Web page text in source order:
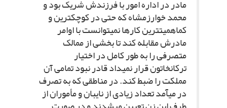
مادر در اداره امور با فرزندش شریک بود و
محمد خوارزمشاه که حتى در کوچک‏ترین و
کم‏اهمیت‏ترین کارها نمى‏توانست با اوامر
مادرش مقابله کند تا بخشى از ممالک
متصرفى را به طور کامل در اختیار
ترکان‏خاتون قرار نمى‏داد قادر نبود تمامى آن
مملکت را ضبط کند. در مناطقى که به تصرف
در مى‏آمد تعداد زیادى از نایبان و مأموران از